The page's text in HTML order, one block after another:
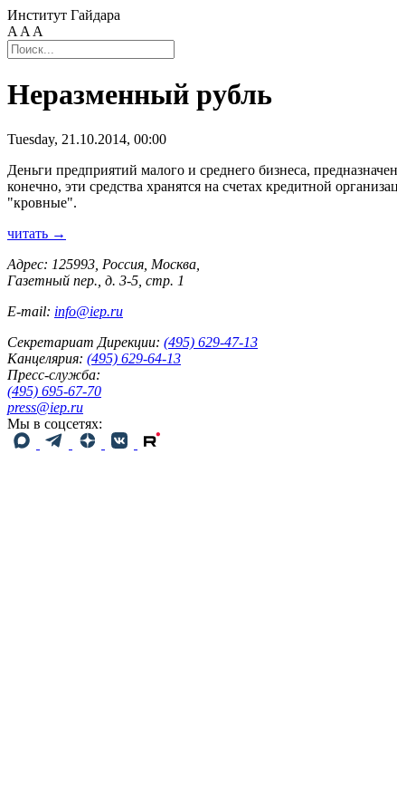
Институт Гайдара
A A A
Неразменный рубль
Tuesday, 21.10.2014, 00:00
Деньги предприятий малого и среднего бизнеса,
конечно, эти средства хранятся на счетах кредитной
"кровные".
читать →
Адрес: 125993, Россия, Москва,
Газетный пер., д. 3-5, стр. 1
E-mail: info@iep.ru
Секретариат Дирекции: (495) 629-47-13
Канцелярия: (495) 629-64-13
Пресс-служба:
(495) 695-67-70
press@iep.ru
Мы в соцсетях: